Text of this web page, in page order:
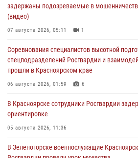
задержаны подозреваемые в
(видео)
07 августа 2026, 05:11 1
Соревнования специалистов высотной
спецподразделений Росгвардии и
прошли в Красноярском крае
06 августа 2026, 01:59 6
В Красноярске сотрудники Росгвардии
ориентировке
05 августа 2026, 11:36
В Зеленогорске военнослужащие